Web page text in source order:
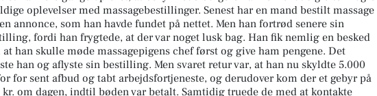
oplevelser med massagebestillinger. Senest har en mand bestilt massage
annonce, som han havde fundet på nettet. Men han fortrød senere sin
fordi han frygtede, at der var noget lusk bag. Han fik nemlig en besked
at han skulle møde massagepigens chef først og give ham pengene. Det
han og aflyste sin bestilling. Men svaret retur var, at han nu skyldte 5.000
for sent afbud og tabt arbejdsfortjeneste, og derudover kom der et gebyr på
kr. om dagen, indtil bøden var betalt. Samtidig truede de med at kontakte